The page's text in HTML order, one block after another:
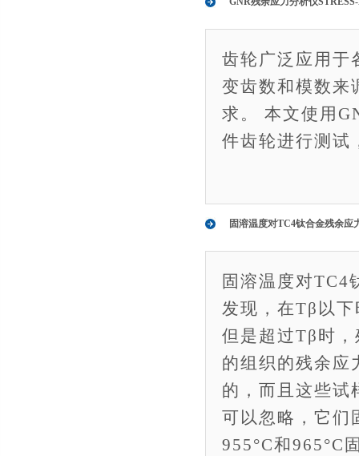
齿轮广泛应用于
变齿数和模数来
求。 本文使用
件齿轮进行测试
固溶温度对TC4钛合金残余应
固溶温度对TC4
发现，在Tβ以
但是超过Tβ时
的组织的残余应
的，而且这些试
可以忽略，它们
955°C和965°C